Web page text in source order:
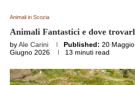
Animali in Scozia
Animali Fantastici e dove
byAle Carini Published: 20
Giugno 2026
13 minuti read